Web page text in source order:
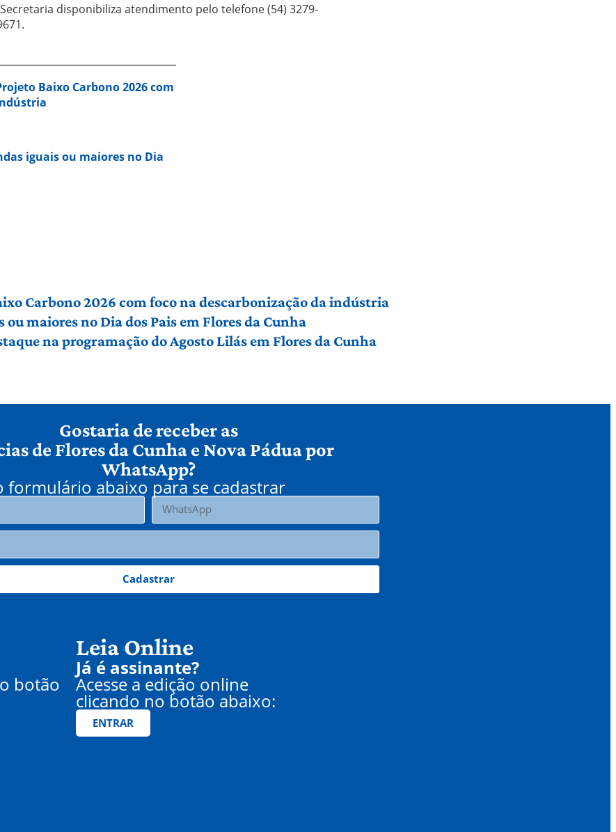
disponibiliza atendimento pelo telefone (54) 3279-
Baixo Carbono 2026 com
iguais ou maiores no Dia
Carbono 2026 com foco na descarbonização da indústria
maiores no Dia dos Pais em Flores da Cunha
na programação do Agosto Lilás em Flores da Cunha
Gostaria de receber as
de Flores da Cunha e Nova Pádua por
WhatsApp?
formulário abaixo para se cadastrar
Cadastrar
botão
Leia Online
Já é assinante?
Acesse a edição online
clicando no botão abaixo:
ENTRAR